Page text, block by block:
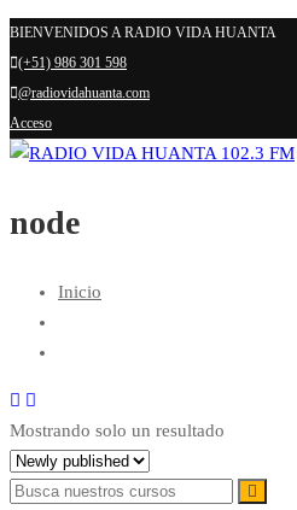
BIENVENIDOS A RADIO VIDA HUANTA
(+51) 986 301 598
@radiovidahuanta.com
Acceso
node
Inicio
Mostrando solo un resultado